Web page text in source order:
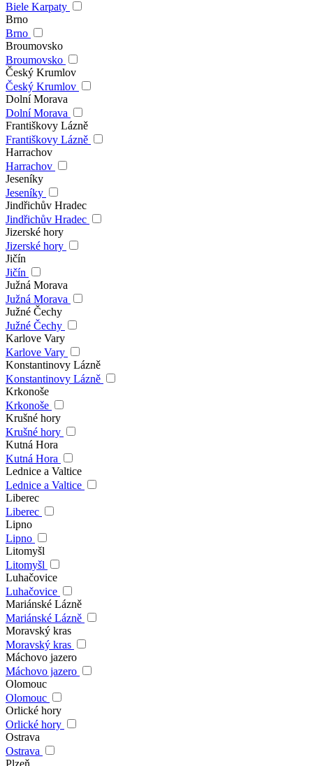
Biele Karpaty
Brno
Brno
Broumovsko
Broumovsko
Český Krumlov
Český Krumlov
Dolní Morava
Dolní Morava
Františkovy Lázně
Františkovy Lázně
Harrachov
Harrachov
Jeseníky
Jeseníky
Jindřichův Hradec
Jindřichův Hradec
Jizerské hory
Jizerské hory
Jičín
Jičín
Južná Morava
Južná Morava
Južné Čechy
Južné Čechy
Karlove Vary
Karlove Vary
Konstantinovy Lázně
Konstantinovy Lázně
Krkonoše
Krkonoše
Krušné hory
Krušné hory
Kutná Hora
Kutná Hora
Lednice a Valtice
Lednice a Valtice
Liberec
Liberec
Lipno
Lipno
Litomyšl
Litomyšl
Luhačovice
Luhačovice
Mariánské Lázně
Mariánské Lázně
Moravský kras
Moravský kras
Máchovo jazero
Máchovo jazero
Olomouc
Olomouc
Orlické hory
Orlické hory
Ostrava
Ostrava